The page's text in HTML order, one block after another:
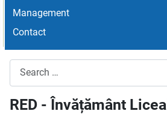
Management
Contact
RED - Învățământ Liceal